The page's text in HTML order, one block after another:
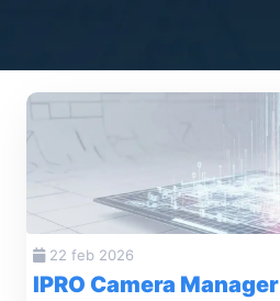
22 feb 2026
IPRO Camera Manager